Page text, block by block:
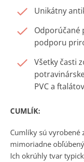
Unikátny
Odporúčané
podporu
Všetky časti
PVC a
CUMLÍK:
Cumlíky sú
mimoriadne
Ich okrúhly tvar